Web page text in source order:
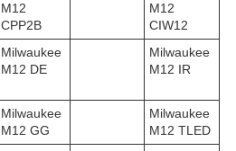
M12
CPP2B
M12
CIW12
Milwaukee
M12 DE
Milwaukee
M12 IR
Milwaukee
M12 GG
Milwaukee
M12 TLED